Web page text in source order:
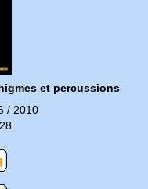
et percussions
/ 2010